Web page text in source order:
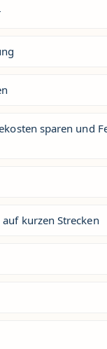
sparen und
kurzen Strecken